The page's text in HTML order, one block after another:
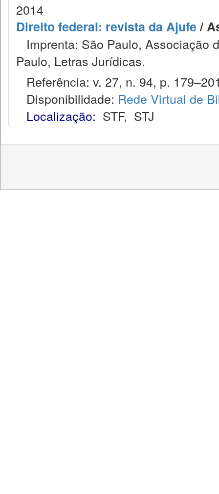
2014
Direito federal: revista da Ajufe/
Imprenta: São Paulo, Associação
Paulo, Letras Jurídicas.
Referência: v. 27, n. 94, p.
Disponibilidade: Rede Virtual de
Localização: STF, STJ